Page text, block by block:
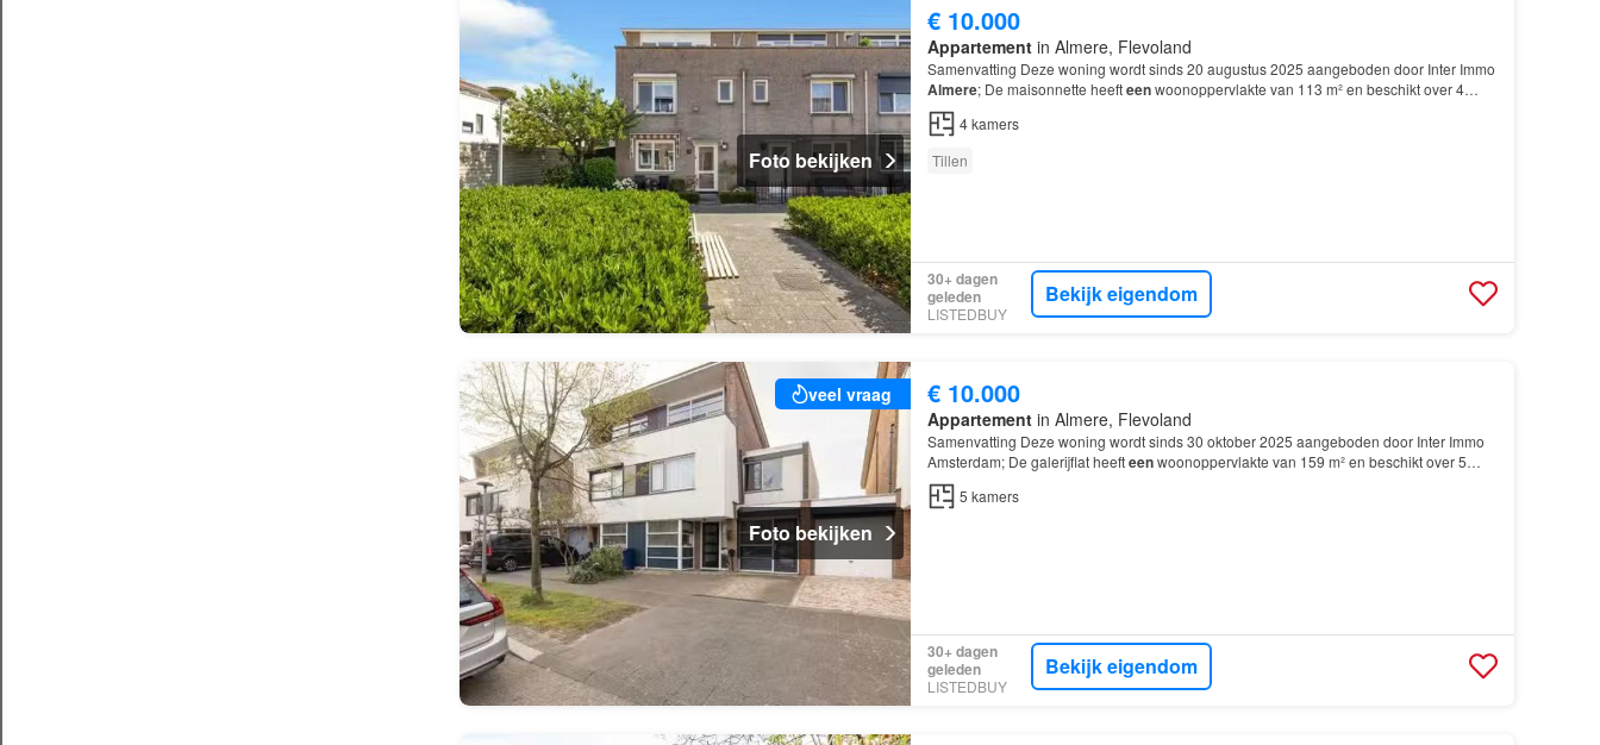
Foto bekijken
€ 10.000
Appartementin Almere, Flevoland
Samenvatting Deze woning wordt sinds 20 augustus 2025 aangeboden door Inter Immo
Almere; De maisonnette heefteenwoonoppervlakte van 113 m² en beschikt over 4
kamers, waarvan 2 slaapkamers; De woning is gebouwd In 2001 en li…
4kamers
Tillen
30+ dagen
geleden
LISTEDBUY
Bekijk eigendom
veel vraag
Foto bekijken
€ 10.000
Appartementin Almere, Flevoland
Samenvatting Deze woning wordt sinds 30 oktober 2025 aangeboden door Inter Immo
Amsterdam; De galerijflat heefteenwoonoppervlakte van 159 m² en beschikt over 5
kamers, waarvan 4 slaapkamers; De woning is gebouwd In 1999 en…
5 kamers
30+ dagen
geleden
LISTEDBUY
Bekijk eigendom